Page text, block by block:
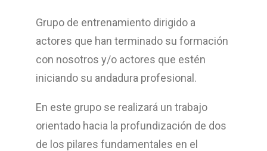
Grupo de entrenamiento dirigido a
actores que han terminado su formación
con nosotros y/o actores que estén
iniciando su andadura profesional.
En este grupo se realizará un trabajo
orientado hacia la profundización de dos
de los pilares fundamentales en el